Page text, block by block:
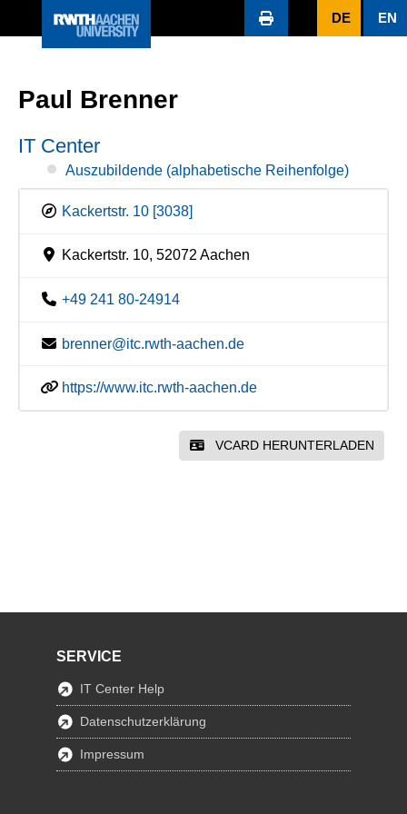
DE EN
Paul Brenner
IT Center
Auszubildende (alphabetische Reihenfolge)
Kackertstr. 10 [3038]
Kackertstr. 10, 52072 Aachen
+49 241 80-24914
brenner@itc.rwth-aachen.de
https://www.itc.rwth-aachen.de
VCARD HERUNTERLADEN
SERVICE
IT Center Help
Datenschutzerklärung
Impressum